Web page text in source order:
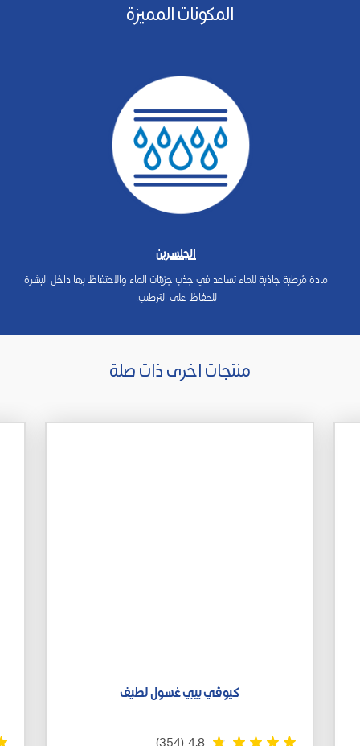
المكونات المميزة
الجلسرين
مادة مُرطبة جاذبة للماء تساعد في جذب جزيئات الماء والاحتفاظ بها داخل البشرة
للحفاظ على الترطيب.
منتجات اخرى ذات صلة
كيوڤي بيبي غسول لطيف
4.8
(354)